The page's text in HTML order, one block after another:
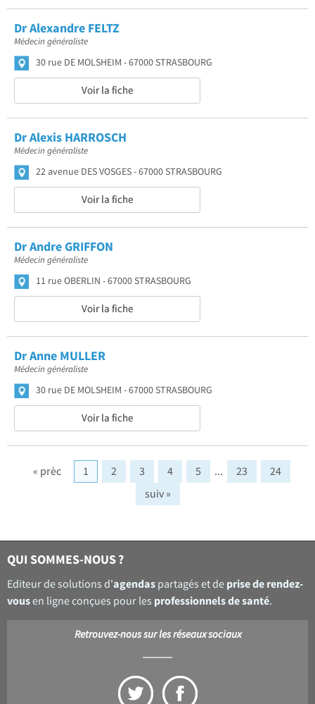
Dr Alexandre FELTZ
Médecin généraliste
30 rue DE MOLSHEIM 67000 STRASBOURG
Voir la fiche
Dr Alexis HARROSCH
Médecin généraliste
22 avenue DES VOSGES 67000 STRASBOURG
Voir la fiche
Dr Andre GRIFFON
Médecin généraliste
11 rue OBERLIN 67000 STRASBOURG
Voir la fiche
Dr Anne MULLER
Médecin généraliste
30 rue DE MOLSHEIM 67000 STRASBOURG
Voir la fiche
« prèc 1 2 3 4 5 ... 23
24
suiv »
QUI SOMMES-NOUS ?
Editeur de solutions d'agendas partagés et de prise de rendez-
vousen ligne conçues pour les professionnels de santé.
Retrouvez-nous sur les réseaux sociaux